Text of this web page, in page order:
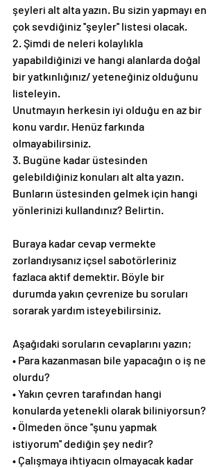
şeyleri alt alta yazın. Bu sizin yapmayı en
çok sevdiğiniz ''şeyler'' listesi olacak.
2. Şimdi de neleri kolaylıkla
yapabildiğinizi ve hangi alanlarda doğal
bir yatkınlığınız/ yeteneğiniz olduğunu
listeleyin.
Unutmayın herkesin iyi olduğu en az bir
konu vardır. Henüz farkında
olmayabilirsiniz.
3. Bugüne kadar üstesinden
gelebildiğiniz konuları alt alta yazın.
Bunların üstesinden gelmek için hangi
yönlerinizi kullandınız? Belirtin.
Buraya kadar cevap vermekte
zorlandıysanız içsel sabotörleriniz
fazlaca aktif demektir. Böyle bir
durumda yakın çevrenize bu soruları
sorarak yardım isteyebilirsiniz.
Aşağıdaki soruların cevaplarını yazın;
• Para kazanmasan bile yapacağın o iş ne
olurdu?
• Yakın çevren tarafından hangi
konularda yetenekli olarak biliniyorsun?
• Ölmeden önce ''şunu yapmak
istiyorum'' dediğin şey nedir?
• Çalışmaya ihtiyacın olmayacak kadar